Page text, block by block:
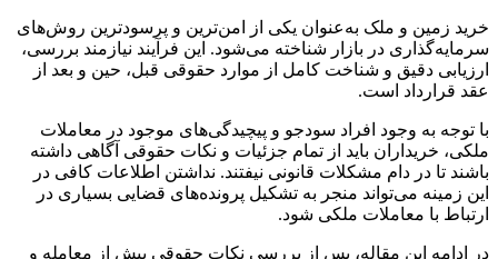
خرید زمین و ملک به‌عنوان یکی از امن‌ترین و پرسودترین روش‌های
سرمایه‌گذاری در بازار شناخته می‌شود. این فرآیند نیازمند بررسی،
ارزیابی دقیق و شناخت کامل از موارد حقوقی قبل، حین و بعد از
عقد قرارداد است.
با توجه به وجود افراد سودجو و پیچیدگی‌های موجود در معاملات
ملکی، خریداران باید از تمام جزئیات و نکات حقوقی آگاهی داشته
باشند تا در دام مشکلات قانونی نیفتند. نداشتن اطلاعات کافی در
این زمینه می‌تواند منجر به تشکیل پرونده‌های قضایی بسیاری در
ارتباط با معاملات ملکی شود.
در ادامه این مقاله، پس از بررسی نکات حقوقی پیش از معامله و